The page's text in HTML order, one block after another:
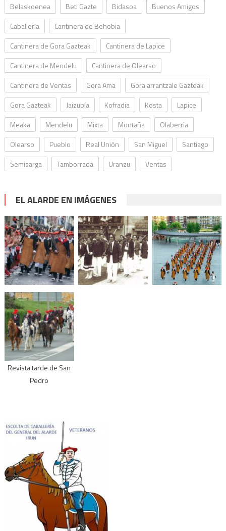
Belaskoenea
Beti Gazte Bidasoa
Buenos Amigos
Caballería
Cantinera de Behobia
Cantinera de Gora Gazteak
Cantinera de Lapice
Cantinera de Mendelu
Cantinera de Olearso
Cantinera de Ventas
Gora Ama
Gora arrantzale Gazteak
Gora Gazteak
Jaizubía Kofradia Kosta
Lapice
Meaka
Mendelu Mixta Montaña
Olaberria
Olearso
Pueblo Real Unión San Miguel
Santiago
Semisarga
Tamborrada Uranzu Ventas
EL ALARDE EN IMÁGENES
Revista tarde de San
Pedro